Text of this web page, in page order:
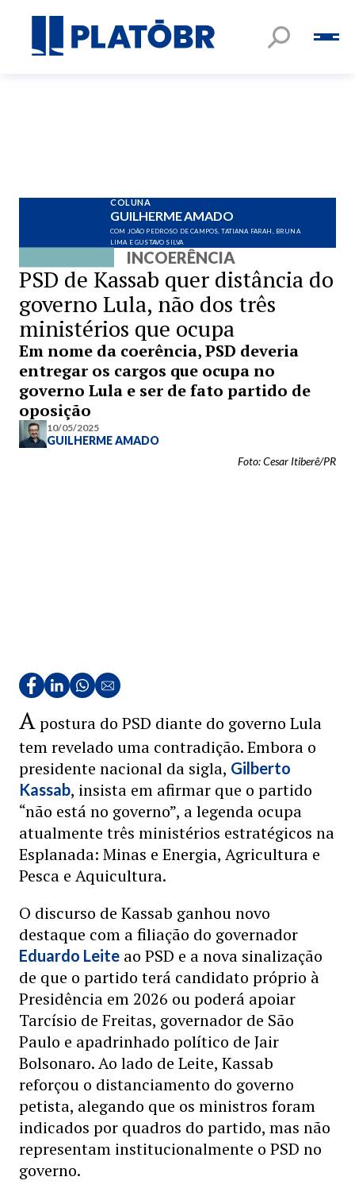
COLUNA
GUILHERME AMADO
COM JOÃO PEDROSO DE CAMPOS, TATIANA FARAH, BRUNA
LIMA E GUSTAVO SILVA
INCOERÊNCIA
PSD de Kassab quer distância do
governo Lula, não dos três
ministérios que ocupa
Em nome da coerência, PSD deveria
entregar os cargos que ocupa no
governo Lula e ser de fato partido de
oposição
10/05/2025
GUILHERME AMADO
Foto: Cesar Itiberê/PR
Apostura do PSD diante do governo Lula
tem revelado uma contradição. Embora o
presidente nacional da sigla, Gilberto
Kassab, insista em afirmar que o partido
“não está no governo”, a legenda ocupa
atualmente três ministérios estratégicos na
Esplanada: Minas e Energia, Agricultura e
Pesca e Aquicultura.
O discurso de Kassab ganhou novo
destaque com a filiação do governador
Eduardo Leite ao PSD e a nova sinalização
de que o partido terá candidato próprio à
Presidência em 2026 ou poderá apoiar
Tarcísio de Freitas, governador de São
Paulo e apadrinhado político de Jair
Bolsonaro. Ao lado de Leite, Kassab
reforçou o distanciamento do governo
petista, alegando que os ministros foram
indicados por quadros do partido, mas não
representam institucionalmente o PSD no
governo.